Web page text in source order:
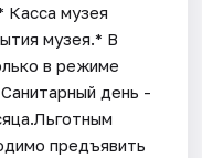
Касса музея
музея.* В
в режиме
день -
предъявить